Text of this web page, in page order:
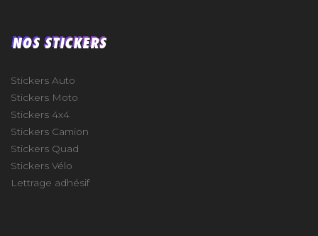
NOS STICKERS
Stickers Auto
Stickers Moto
Stickers 4x4
Stickers Camion
Stickers Quad
Stickers Vélo
Lettrage adhésif